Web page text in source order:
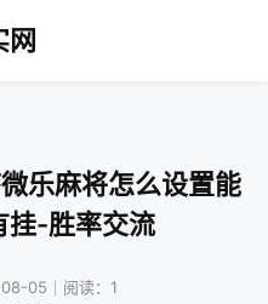
网
乐麻将怎么设置能
挂-胜率交流
05｜阅读：1